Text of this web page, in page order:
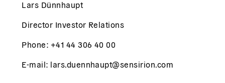
Lars Dünnhaupt
Director Investor Relations
Phone: +41 44 306 40 00
E-mail: lars.duennhaupt@sensirion.com